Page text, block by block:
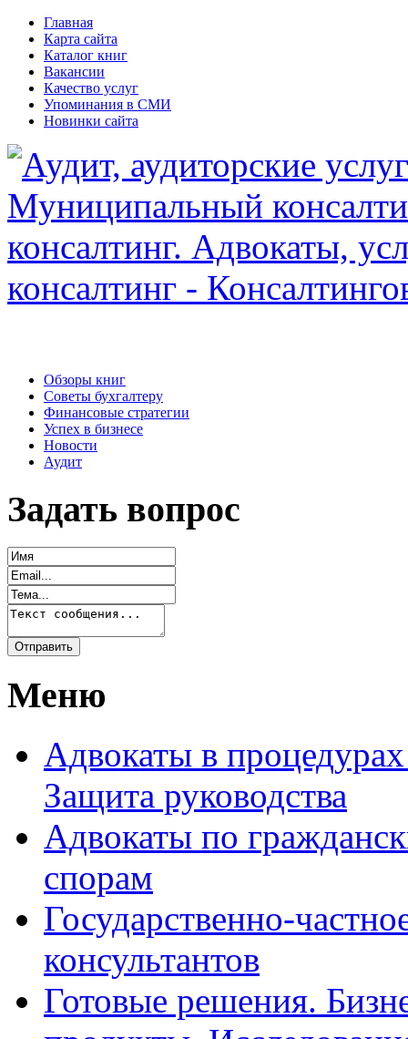
Главная
Карта сайта
Каталог книг
Вакансии
Качество услуг
Упоминания в СМИ
Новинки сайта
Обзоры книг
Советы бухгалтеру
Финансовые стратегии
Успех в бизнесе
Новости
Аудит
Задать вопрос
Меню
Адвокаты в
Защита руководства
Адвокаты по
спорам
Государственно-
консультантов
Готовые решения.